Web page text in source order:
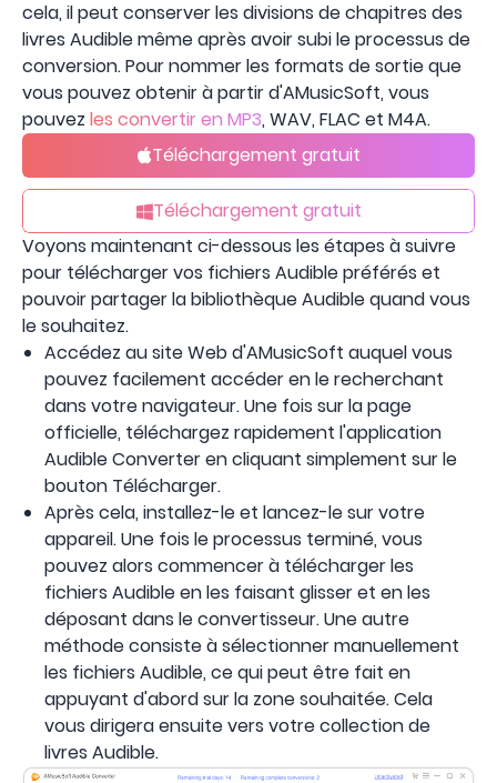
cela, il peut conserver les divisions de chapitres des
livres Audible même après avoir subi le processus de
conversion. Pour nommer les formats de sortie que
vous pouvez obtenir à partir d'AMusicSoft, vous
pouvez les convertir en MP3, WAV, FLAC et M4A.
Téléchargement gratuit
Téléchargement gratuit
Voyons maintenant ci-dessous les étapes à suivre
pour télécharger vos fichiers Audible préférés et
pouvoir partager la bibliothèque Audible quand vous
le souhaitez.
Accédez au site Web d'AMusicSoft auquel vous
pouvez facilement accéder en le recherchant
dans votre navigateur. Une fois sur la page
officielle, téléchargez rapidement l'application
Audible Converter en cliquant simplement sur le
bouton Télécharger.
Après cela, installez-le et lancez-le sur votre
appareil. Une fois le processus terminé, vous
pouvez alors commencer à télécharger les
fichiers Audible en les faisant glisser et en les
déposant dans le convertisseur. Une autre
méthode consiste à sélectionner manuellement
les fichiers Audible, ce qui peut être fait en
appuyant d'abord sur la zone souhaitée. Cela
vous dirigera ensuite vers votre collection de
livres Audible.